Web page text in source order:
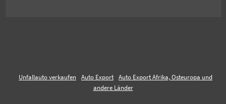
Unfallauto verkaufen Auto Export
Auto Export Afrika, Osteuropa und
andere Länder